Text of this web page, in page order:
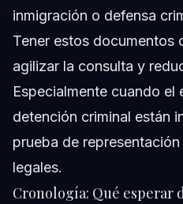
inmigración o defensa
Tener estos documentos
agilizar la consulta y
Especialmente cuando el
detención criminal están
prueba de
legales.
Cronología: Qué esperar